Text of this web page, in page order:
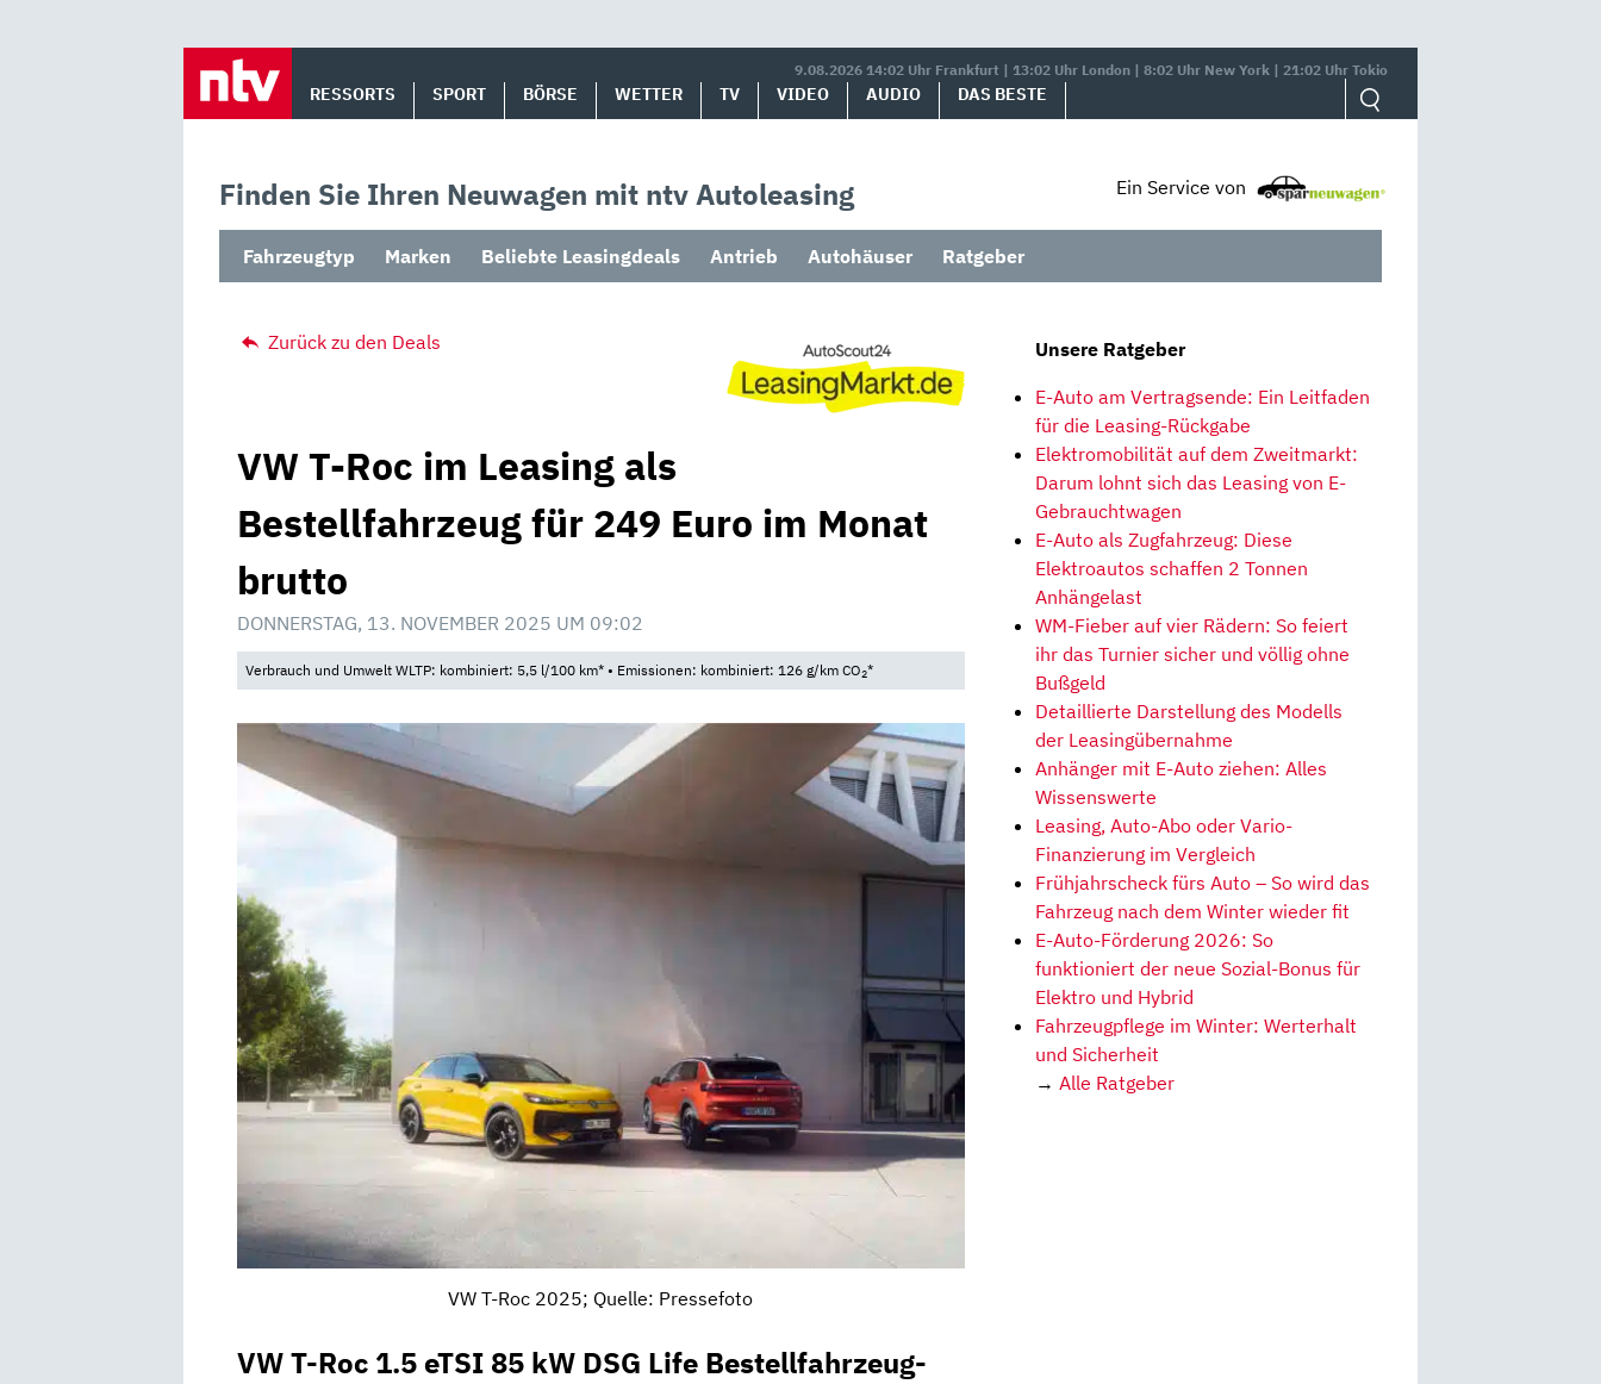
9.08.2026 14:02 Uhr Frankfurt | 13:02 Uhr London | 8:02 Uhr New York | 21:02 Uhr Tokio
RESSORTS SPORT BÖRSE WETTER TV VIDEO AUDIO DAS BESTE
Finden Sie Ihren Neuwagen mit ntv Autoleasing Ein Service von
Fahrzeugtyp Marken Beliebte Leasingdeals Antrieb Autohäuser Ratgeber
Zurück zu den Deals
VW T-Roc im Leasing als
Bestellfahrzeug für 249 Euro im Monat
brutto
DONNERSTAG, 13. NOVEMBER 2025 UM 09:02
Verbrauch und Umwelt WLTP: kombiniert: 5,5 l/100 km* • Emissionen: kombiniert: 126 g/km CO2*
VW T-Roc 2025; Quelle: Pressefoto
VW T-Roc 1.5 eTSI 85 kW DSG Life Bestellfahrzeug-
Unsere Ratgeber
E-Auto am Vertragsende: Ein Leitfaden
für die Leasing-Rückgabe
Elektromobilität auf dem Zweitmarkt:
Darum lohnt sich das Leasing von E-
Gebrauchtwagen
E-Auto als Zugfahrzeug: Diese
Elektroautos schaffen 2 Tonnen
Anhängelast
WM-Fieber auf vier Rädern: So feiert
ihr das Turnier sicher und völlig ohne
Bußgeld
Detaillierte Darstellung des Modells
der Leasingübernahme
Anhänger mit E-Auto ziehen: Alles
Wissenswerte
Leasing, Auto-Abo oder Vario-
Finanzierung im Vergleich
Frühjahrscheck fürs Auto – So wird das
Fahrzeug nach dem Winter wieder fit
E-Auto-Förderung 2026: So
funktioniert der neue Sozial-Bonus für
Elektro und Hybrid
Fahrzeugpflege im Winter: Werterhalt
und Sicherheit
→ Alle Ratgeber